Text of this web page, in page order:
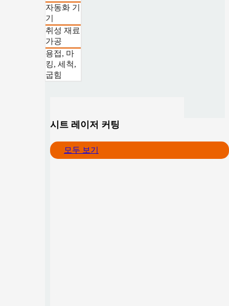
자동화 기
기
취성 재료
가공
용접, 마
킹, 세척,
굽힘
시트 레이저 커팅
모두 보기